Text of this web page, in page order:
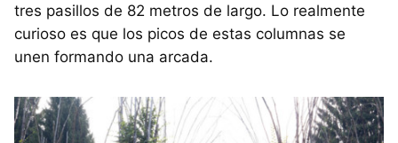
tres pasillos de 82 metros de largo. Lo realmente
curioso es que los picos de estas columnas se
unen formando una arcada.